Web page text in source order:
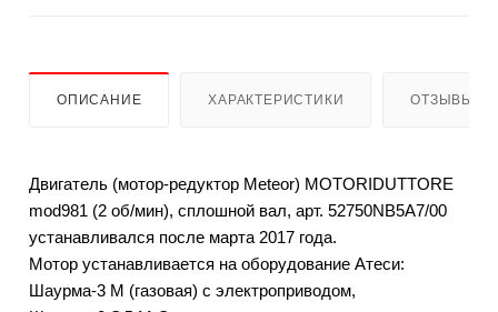
ОПИСАНИЕ ХАРАКТЕРИСТИКИ ОТЗЫВЫ
Двигатель (мотор-редуктор Meteor) MOTORIDUTTORE
mod981 (2 об/мин), сплошной вал, арт. 52750NB5A7/00
устанавливался после марта 2017 года.
Мотор устанавливается на оборудование Атеси:
Шаурма-3 М (газовая) с электроприводом,